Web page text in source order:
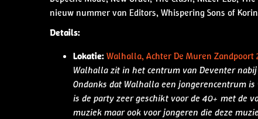
nieuw nummer van Editors, Whispering Sons of
Details:
Lokatie:Walhalla, Achter De Muren Zandpoort
Walhalla zit in het centrum van Deventer nabij
Ondanks dat Walhalla een jongerencentrum
is de party zeer geschikt voor de 40+ met de
muziek maar ook voor jongeren die deze